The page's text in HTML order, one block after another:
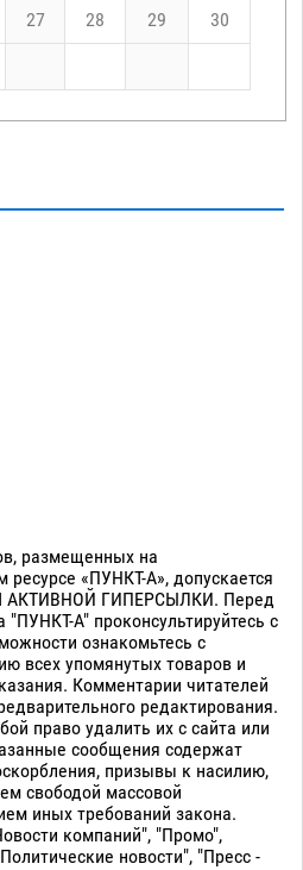
27 28 29 30
размещенных на
«ПУНКТ-А», допускается
ГИПЕРСЫЛКИ. Перед
"ПУНКТ-А" проконсультируйтесь с
ознакомьтесь с
всех упомянутых товаров и
Комментарии читателей
редактирования.
право удалить их с сайта или
сообщения содержат
призывы к насилию,
свободой массовой
иных требований закона.
компаний", "Промо",
новости", "Пресс -